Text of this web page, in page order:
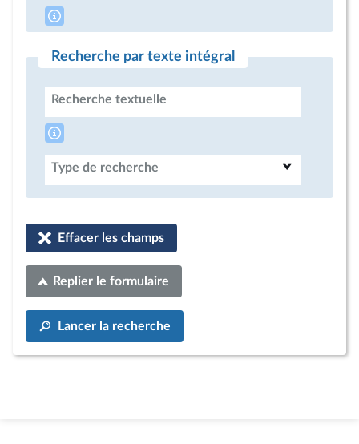
Recherche par texte intégral
Recherche textuelle
Type de recherche
Effacer les champs
Replier le formulaire
Lancer la recherche